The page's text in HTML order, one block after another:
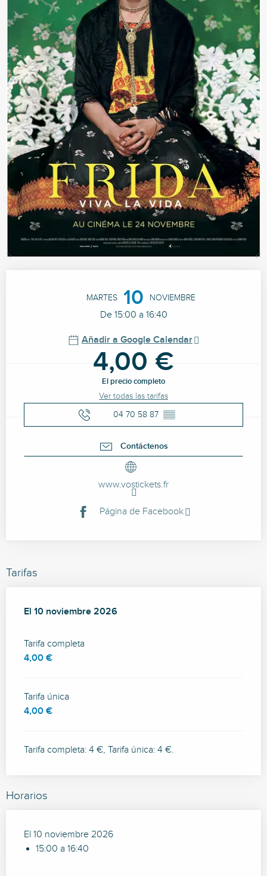
MARTES 10 NOVIEMBRE
De 15:00 a 16:40
Añadir a Google Calendar
4,00 €
El precio completo
Ver todas las tarifas
04 70 58 87 ▒▒
Contáctenos
www.vostickets.fr
Página de Facebook
Tarifas
El 10 noviembre 2026
El 10 noviembre 2026
Tarifa completa
4,00 €
Tarifa única
4,00 €
Tarifa completa: 4 €, Tarifa única: 4 €.
Horarios
El 10 noviembre 2026
15:00 a 16:40